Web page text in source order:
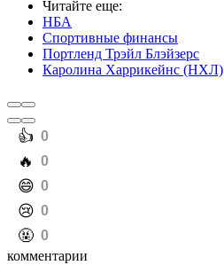
Читайте еще:
НБА
Спортивные финансы
Портленд Трэйл Блэйзерс
Каролина Харрикейнс (НХЛ)
️👍 0
️🔥 0
️😄 0
️😢 0
️🤬 0
комментарии